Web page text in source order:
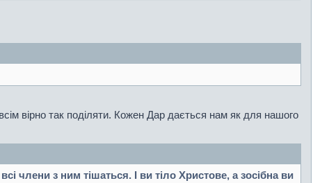
вірно так поділяти. Кожен Дар дається нам як для нашого
члени з ним тішаться. І ви тіло Христове, а зосібна ви